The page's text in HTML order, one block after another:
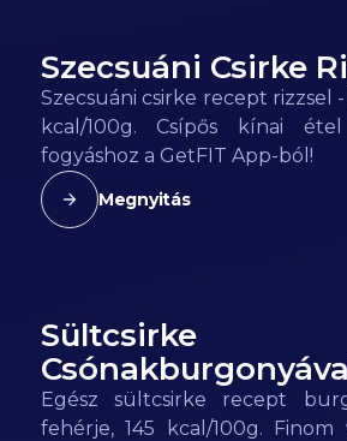
148kcal
Szecsuáni Csirke
Szecsuáni csirke recept rizzsel -
kcal/100g. Csípős kínai étel
fogyáshoz a GetFIT App-ból!
Megnyitás
145 kcal
Sültcsirke
Egész sültcsirke recept
fehérje, 145 kcal/100g. Finom